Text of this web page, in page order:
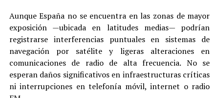
Aunque España no se encuentra en las zonas de mayor
exposición —ubicada en latitudes medias— podrían
registrarse interferencias puntuales en sistemas de
navegación por satélite y ligeras alteraciones en
comunicaciones de radio de alta frecuencia. No se
esperan daños significativos en infraestructuras críticas
ni interrupciones en telefonía móvil, internet o radio